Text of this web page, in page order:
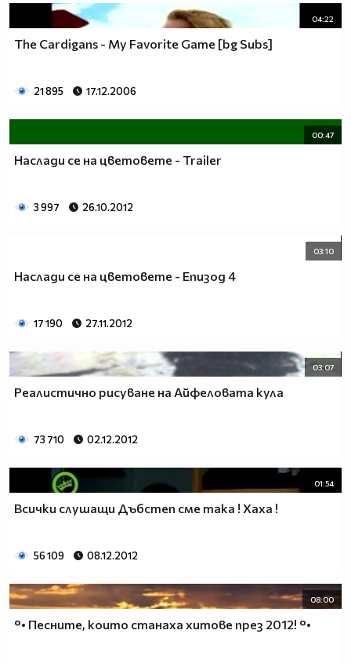
04:22
The Cardigans - My Favorite Game [bg Subs]
21 895 17.12.2006
00:47
Наслади се на цветовете - Trailer
3 997 26.10.2012
03:10
Наслади се на цветовете - Епизод 4
17 190 27.11.2012
03:07
Реалистично рисуване на Айфеловата кула
73 710 02.12.2012
01:54
Всички слушащи Дъбстеп сме така ! Хаха !
56 109 08.12.2012
08:00
°• Песните, които станаха хитове през 2012! °•